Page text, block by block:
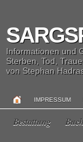
Informationen und
Sterben, Tod,
von Stephan
IMPRESSUM
Bestattung